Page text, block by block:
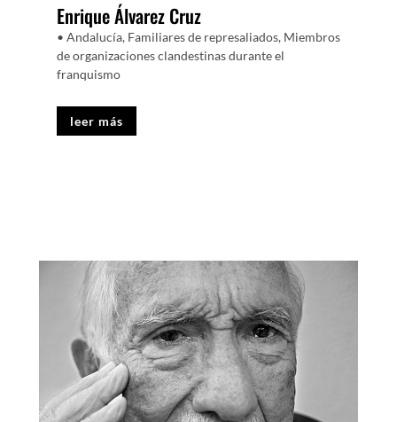
Enrique Álvarez Cruz
• Andalucía, Familiares de represaliados, Miembros
de organizaciones clandestinas durante el
franquismo
leer más